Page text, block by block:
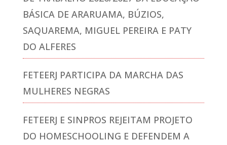
BÁSICA DE ARARUAMA, BÚZIOS,
SAQUAREMA, MIGUEL PEREIRA E PATY
DO ALFERES
FETEERJ PARTICIPA DA MARCHA DAS
MULHERES NEGRAS
FETEERJ E SINPROS REJEITAM PROJETO
DO HOMESCHOOLING E DEFENDEM A